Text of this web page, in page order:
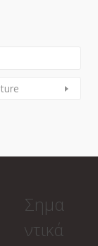
Σημα
ντικά